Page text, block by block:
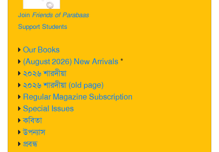
Join Friends of Parabaas
Support Students
Our Books
(August 2026) New Arrivals*
২০২৬ শারদীয়া
২০২৬ শারদীয়া (old page)
Regular Magazine Subscription
Special Issues
কবিতা
উপন্যাস
প্রবন্ধ